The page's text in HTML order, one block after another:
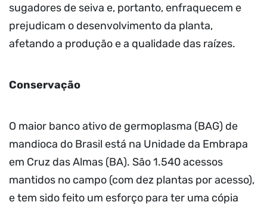
sugadores de seiva e, portanto, enfraquecem e
prejudicam o desenvolvimento da planta,
afetando a produção e a qualidade das raízes.
Conservação
O maior banco ativo de germoplasma (BAG) de
mandioca do Brasil está na Unidade da Embrapa
em Cruz das Almas (BA). São 1.540 acessos
mantidos no campo (com dez plantas por acesso),
e tem sido feito um esforço para ter uma cópia